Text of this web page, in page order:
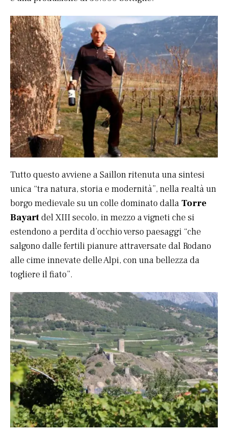
Tutto questo avviene a Saillon ritenuta una sintesi
unica “tra natura, storia e modernità”, nella realtà un
borgo medievale su un colle dominato dalla Torre
Bayartdel XIII secolo, in mezzo a vigneti che si
estendono a perdita d’occhio verso paesaggi “che
salgono dalle fertili pianure attraversate dal Rodano
alle cime innevate delle Alpi, con una bellezza da
togliere il fiato”.